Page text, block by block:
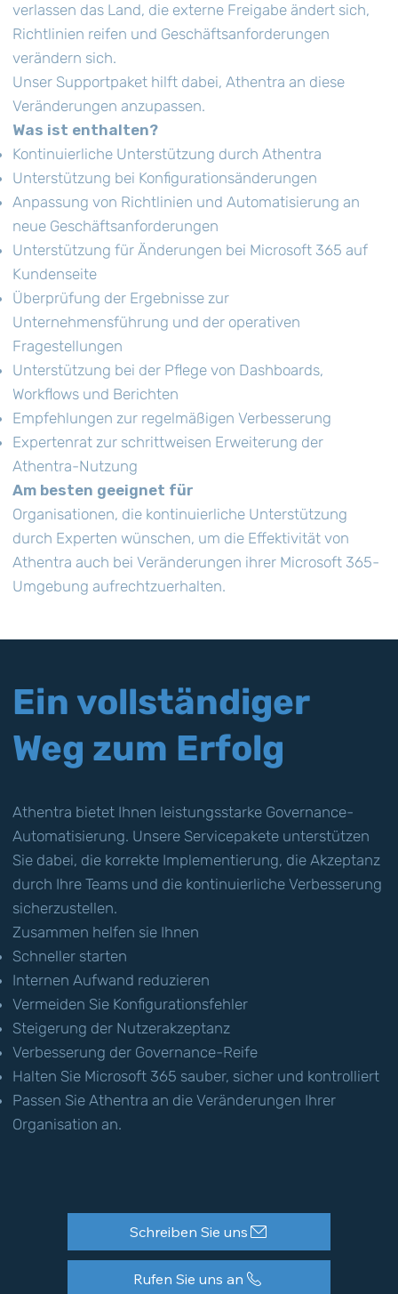
verlassen das Land, die externe Freigabe ändert sich,
Richtlinien reifen und Geschäftsanforderungen
verändern sich.
Unser Supportpaket hilft dabei, Athentra an diese
Veränderungen anzupassen.
Was ist enthalten?
Kontinuierliche Unterstützung durch Athentra
Unterstützung bei Konfigurationsänderungen
Anpassung von Richtlinien und Automatisierung an
neue Geschäftsanforderungen
Unterstützung für Änderungen bei Microsoft 365 auf
Kundenseite
Überprüfung der Ergebnisse zur
Unternehmensführung und der operativen
Fragestellungen
Unterstützung bei der Pflege von Dashboards,
Workflows und Berichten
Empfehlungen zur regelmäßigen Verbesserung
Expertenrat zur schrittweisen Erweiterung der
Athentra-Nutzung
Am besten geeignet für
Organisationen, die kontinuierliche Unterstützung
durch Experten wünschen, um die Effektivität von
Athentra auch bei Veränderungen ihrer Microsoft 365-
Umgebung aufrechtzuerhalten.
Ein vollständiger
Weg zum Erfolg
Athentra bietet Ihnen leistungsstarke Governance-
Automatisierung. Unsere Servicepakete unterstützen
Sie dabei, die korrekte Implementierung, die Akzeptanz
durch Ihre Teams und die kontinuierliche Verbesserung
sicherzustellen.
Zusammen helfen sie Ihnen
Schneller starten
Internen Aufwand reduzieren
Vermeiden Sie Konfigurationsfehler
Steigerung der Nutzerakzeptanz
Verbesserung der Governance-Reife
Halten Sie Microsoft 365 sauber, sicher und kontrolliert
Passen Sie Athentra an die Veränderungen Ihrer
Organisation an.
Schreiben Sie uns
Rufen Sie uns an